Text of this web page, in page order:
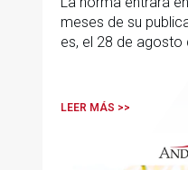
demorada
meses de su
es, el 28 de agosto
LEER MÁS >>